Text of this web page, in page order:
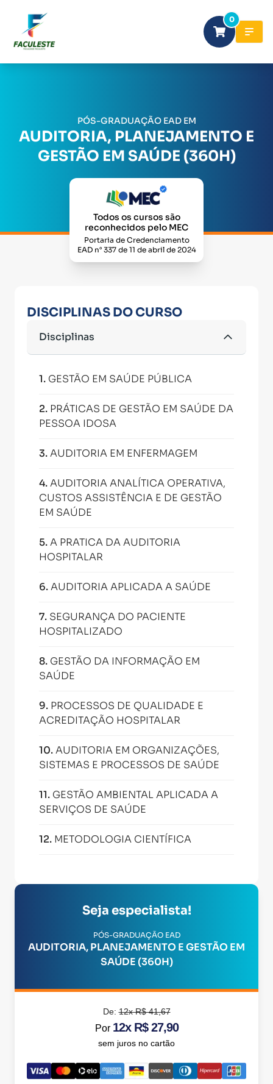
0
PÓS-GRADUAÇÃO EAD EM
AUDITORIA, PLANEJAMENTO E
GESTÃO EM SAÚDE (360H)
Todos os cursos são
reconhecidos pelo MEC
Portaria de Credenciamento
EAD n° 337 de 11 de abril de 2024
DISCIPLINAS DO CURSO
Disciplinas
1. GESTÃO EM SAÚDE PÚBLICA
2. PRÁTICAS DE GESTÃO EM SAÚDE DA
PESSOA IDOSA
3.AUDITORIA EM ENFERMAGEM
4.AUDITORIA ANALÍTICA OPERATIVA,
CUSTOS ASSISTÊNCIA E DE GESTÃO
EM SAÚDE
5.A PRATICA DA AUDITORIA
HOSPITALAR
6.AUDITORIA APLICADA A SAÚDE
7. SEGURANÇA DO PACIENTE
HOSPITALIZADO
8. GESTÃO DA INFORMAÇÃO EM
SAÚDE
9. PROCESSOS DE QUALIDADE E
ACREDITAÇÃO HOSPITALAR
10.AUDITORIA EM ORGANIZAÇÕES,
SISTEMAS E PROCESSOS DE SAÚDE
11. GESTÃO AMBIENTAL APLICADA A
SERVIÇOS DE SAÚDE
12. METODOLOGIA CIENTÍFICA
Seja especialista!
PÓS-GRADUAÇÃO EAD
AUDITORIA, PLANEJAMENTO E GESTÃO EM
SAÚDE (360H)
De:12x R$ 41,67
Por 12x R$ 27,90
sem juros no cartão